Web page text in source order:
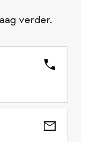
verder.